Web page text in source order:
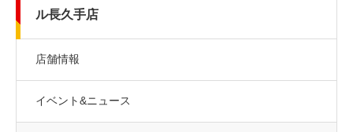
ル長久手店
店舗情報
イベント&ニュース